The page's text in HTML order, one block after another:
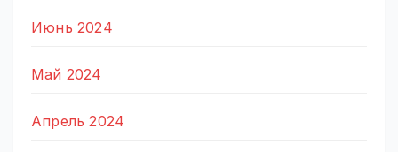
Июнь 2024
Май 2024
Апрель 2024